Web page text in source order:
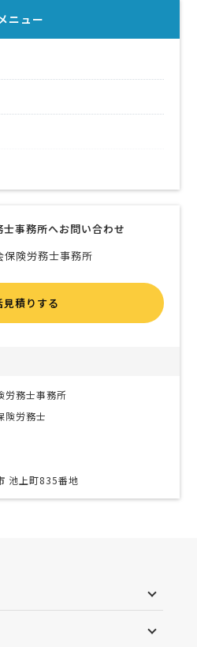
ニュー
事務所へお問い合わせ
見積りする
労務士事務所
険労務士
池上町835番地